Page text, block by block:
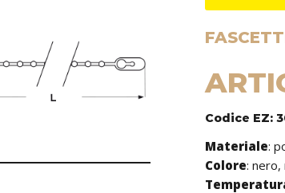
Codice EZ:
Materiale:
Colore: nero,